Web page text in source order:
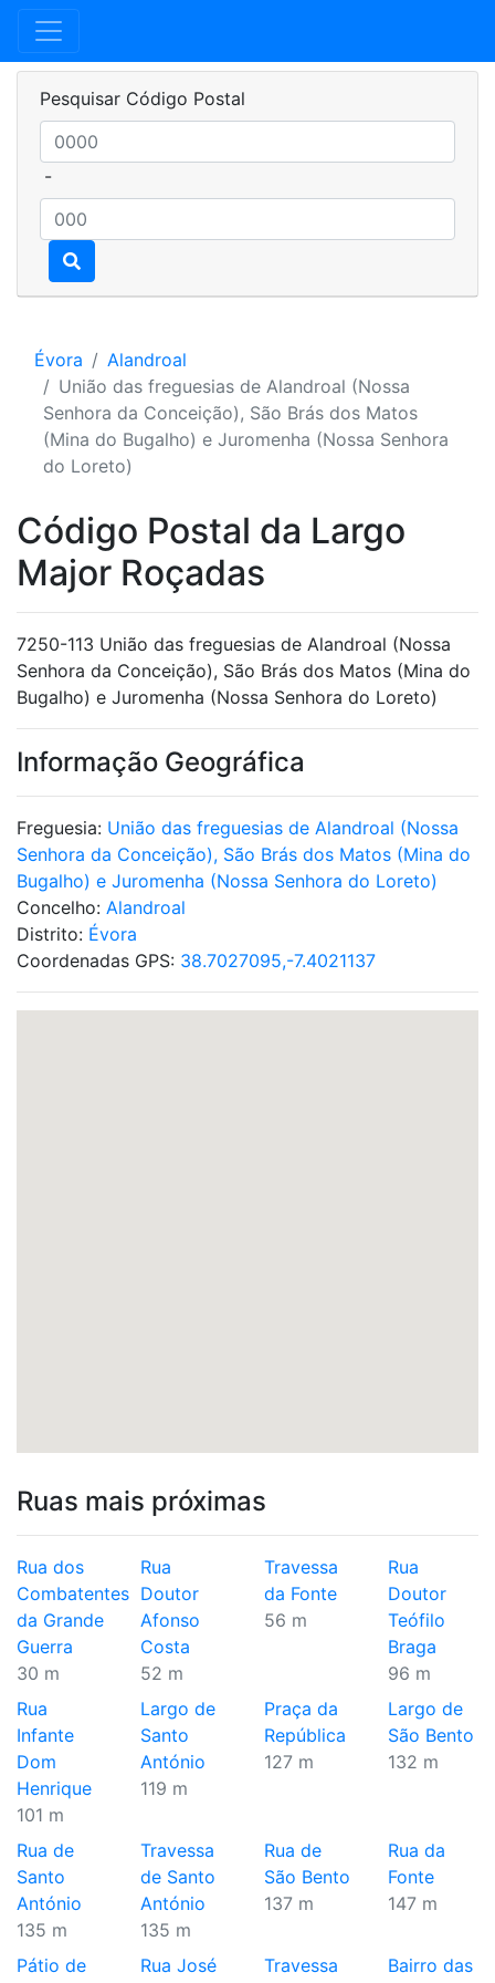
Pesquisar Código Postal
-
Évora
Alandroal
União das freguesias de Alandroal (Nossa
Senhora da Conceição), São Brás dos Matos
(Mina do Bugalho) e Juromenha (Nossa Senhora
do Loreto)
Código Postal da Largo
Major Roçadas
7250-113 União das freguesias de Alandroal (Nossa
Senhora da Conceição), São Brás dos Matos (Mina do
Bugalho) e Juromenha (Nossa Senhora do Loreto)
Informação Geográfica
Freguesia: União das freguesias de Alandroal (Nossa
Senhora da Conceição), São Brás dos Matos (Mina do
Bugalho) e Juromenha (Nossa Senhora do Loreto)
Concelho: Alandroal
Distrito: Évora
Coordenadas GPS: 38.7027095,-7.4021137
Ruas mais próximas
Rua dos
Combatentes
da Grande
Guerra
30 m
Rua
Doutor
Afonso
Costa
52 m
Travessa
da Fonte
56 m
Rua
Doutor
Teófilo
Braga
96 m
Rua
Infante
Dom
Henrique
101 m
Largo de
Santo
António
119 m
Praça da
República
127 m
Largo de
São Bento
132 m
Rua de
Santo
António
135 m
Travessa
de Santo
António
135 m
Rua de
São Bento
137 m
Rua da
Fonte
147 m
Pátio de
Rua José
Travessa
Bairro das